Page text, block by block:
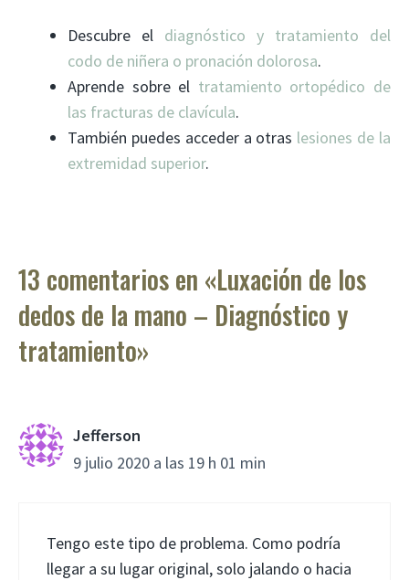
Descubre el diagnóstico y tratamiento del
codo de niñera o pronación dolorosa.
Aprende sobre el tratamiento ortopédico de
las fracturas de clavícula.
También puedes acceder a otras lesiones de la
extremidad superior.
13 comentarios en «Luxación de los
dedos de la mano – Diagnóstico y
tratamiento»
Jefferson
9 julio 2020 a las 19 h 01 min
Tengo este tipo de problema. Como podría
llegar a su lugar original, solo jalando o hacia